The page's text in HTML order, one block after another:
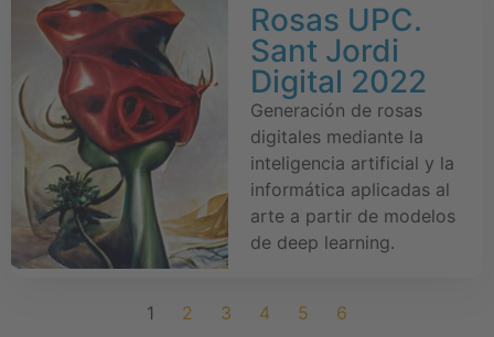
Rosas UPC.
Sant Jordi
Digital 2022
Generación de rosas
digitales mediante la
inteligencia artificial y la
informática aplicadas al
arte a partir de modelos
de deep learning.
1 2 3 4 5 6